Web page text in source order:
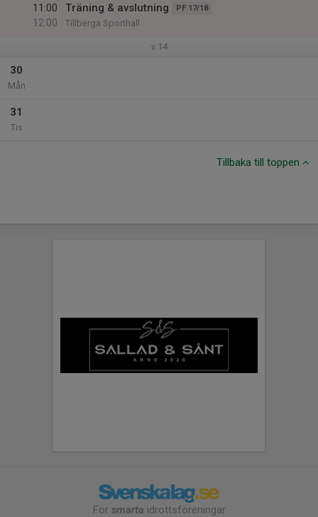
11:00
12:00
Träning & avslutning PF 17/18
Tillberga Sporthall
v.14
30
Mån
31
Tis
Tillbaka till toppen
För smarta idrottsföreningar